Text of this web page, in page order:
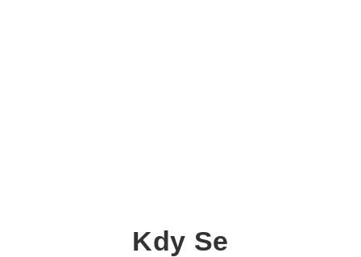
Kdy Se